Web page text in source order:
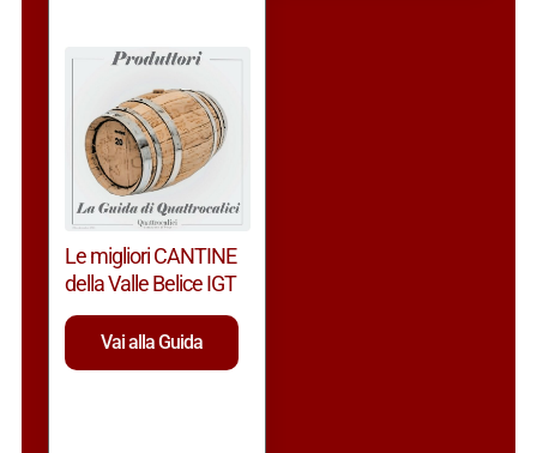
Le migliori CANTINE
della Valle Belice IGT
Vai alla Guida